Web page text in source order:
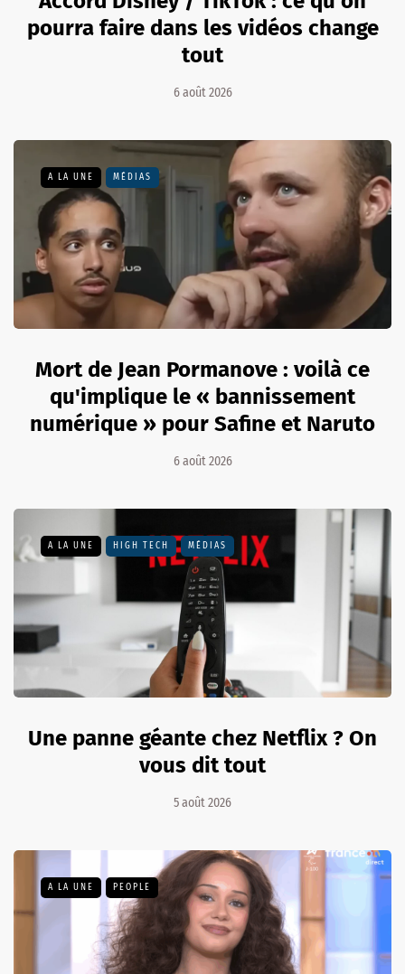
pourra faire dans les vidéos change
tout
6 août 2026
A LA UNE MÉDIAS
Mort de Jean Pormanove : voilà ce
qu'implique le « bannissement
numérique » pour Safine et Naruto
6 août 2026
A LA UNE HIGH TECH MÉDIAS
Une panne géante chez Netflix ? On
vous dit tout
5 août 2026
A LA UNE PEOPLE